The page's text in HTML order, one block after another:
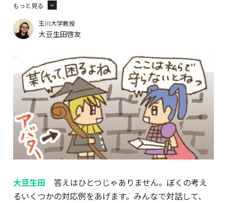
もっと見る
相談 玉川大学教授
大豆生田啓友
大豆生田 答えはひとつじゃありません。ぼくの考え
るいくつかの対応例をあげます。みんなで対話して、